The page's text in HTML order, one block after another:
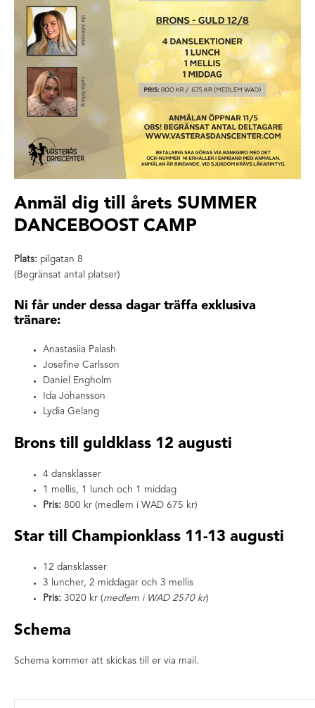
Anmäl dig till årets SUMMER
DANCEBOOST CAMP
Plats: pilgatan 8
(Begränsat antal platser)
Ni får under dessa dagar träffa exklusiva
tränare:
Anastasiia Palash
Josefine Carlsson
Daniel Engholm
Ida Johansson
Lydia Gelang
Brons till guldklass 12 augusti
4 dansklasser
1 mellis, 1 lunch och 1 middag
Pris: 800 kr (medlem i WAD 675 kr)
Star till Championklass 11-13 augusti
12 dansklasser
3 luncher, 2 middagar och 3 mellis
Pris:3020 kr (medlem i WAD 2570 kr)
Schema
Schema kommer att skickas till er via mail.